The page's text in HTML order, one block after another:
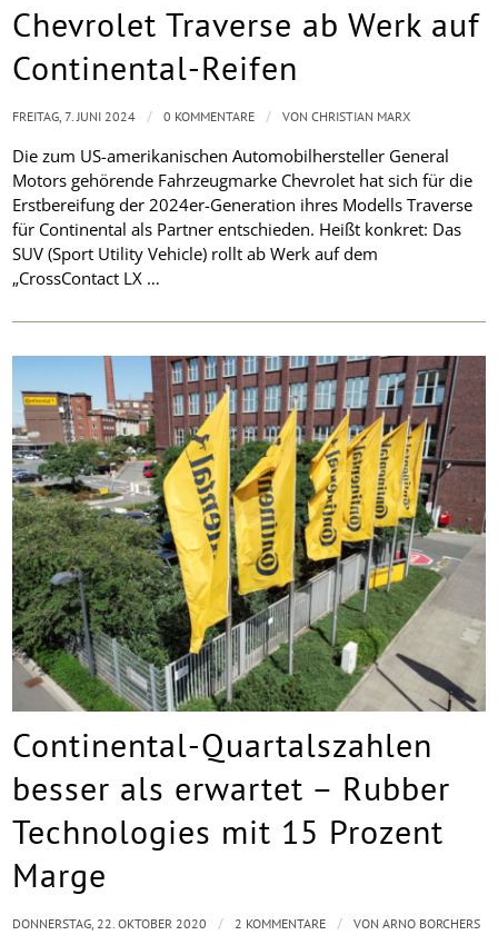
Chevrolet Traverse ab Werk auf
Continental-Reifen
Die zum US-amerikanischen Automobilhersteller General
Motors gehörende Fahrzeugmarke Chevrolet hat sich für die
Erstbereifung der 2024er-Generation ihres Modells Traverse
für Continental als Partner entschieden. Heißt konkret: Das
SUV (Sport Utility Vehicle) rollt ab Werk auf dem
„CrossContact LX …
FREITAG, 7. JUNI 2024 / 0 KOMMENTARE / VONCHRISTIAN MARX
Continental-Quartalszahlen
besser als erwartet – Rubber
Technologies mit 15 Prozent
Marge
DONNERSTAG, 22. OKTOBER 2020 / 2 KOMMENTARE / VONARNO BORCHERS